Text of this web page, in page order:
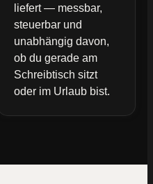
liefert — messbar,
steuerbar und
unabhängig davon,
ob du gerade am
Schreibtisch sitzt
oder im Urlaub bist.